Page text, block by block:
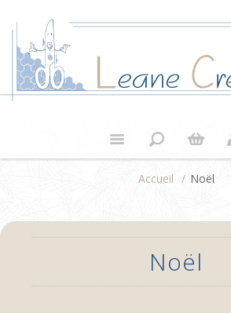
Accueil / Noël
Noël